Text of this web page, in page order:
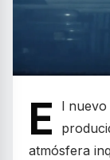
E l nuevo
atmósfera